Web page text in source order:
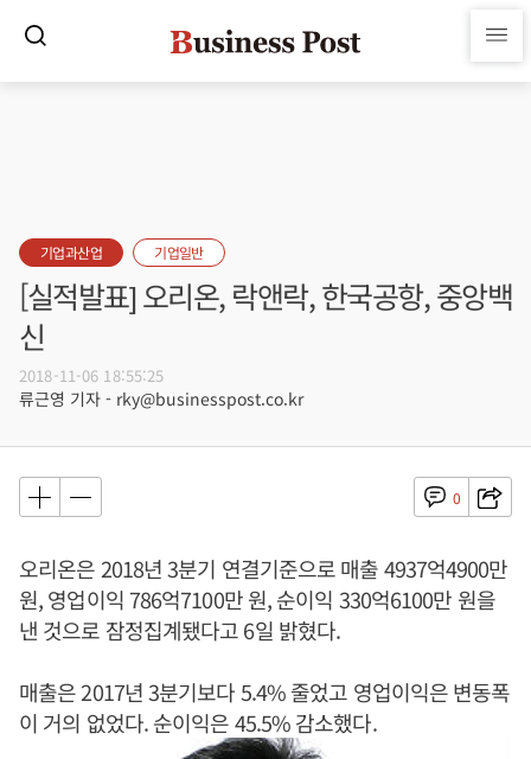
기업과산업 기업일반
[실적발표] 오리온, 락앤락, 한국공항, 중앙백
신
2018-11-06 18:55:25
류근영 기자 - rky@businesspost.co.kr
0
오리온은 2018년 3분기 연결기준으로 매출 4937억4900만
원, 영업이익 786억7100만 원, 순이익 330억6100만 원을
낸 것으로 잠정집계됐다고 6일 밝혔다.
매출은 2017년 3분기보다 5.4% 줄었고 영업이익은 변동폭
이 거의 없었다. 순이익은 45.5% 감소했다.